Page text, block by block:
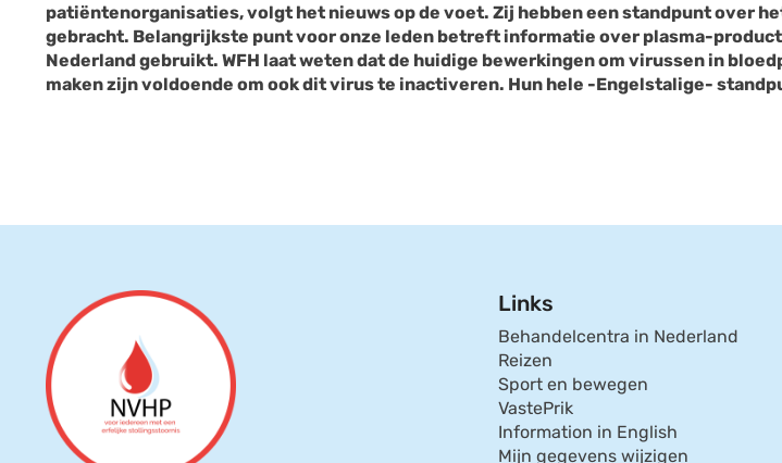
patiëntenorganisaties, volgt het nieuws op de voet. Zij hebben een standpunt over
gebracht. Belangrijkste punt voor onze leden betreft informatie over plasma-
Nederland gebruikt. WFH laat weten dat de huidige bewerkingen om virussen in
maken zijn voldoende om ook dit virus te inactiveren. Hun hele -Engelstalige-
Links
Behandelcentra in Nederland
Reizen
Sport en bewegen
VastePrik
Information in English
Mijn gegevens wijzigen